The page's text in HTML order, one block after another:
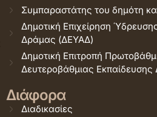
Συμπαραστάτης του δημότη
Δημοτική Επιχείρηση
Δράμας (ΔΕΥΑΔ)
Δημοτική Επιτροπή
Δευτεροβάθμιας
Διάφορα
Διαδικασίες